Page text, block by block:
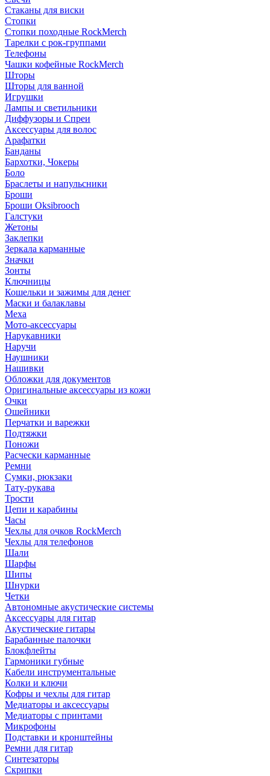
Стаканы для виски
Стопки
Стопки походные RockMerch
Тарелки с рок-группами
Телефоны
Чашки кофейные RockMerch
Шторы
Шторы для ванной
Игрушки
Лампы и светильники
Диффузоры и Спреи
Аксессуары для волос
Арафатки
Банданы
Бархотки, Чокеры
Боло
Браслеты и напульсники
Броши
Броши Oksibrooch
Галстуки
Жетоны
Заклепки
Зеркала карманные
Значки
Зонты
Ключницы
Кошельки и зажимы для денег
Маски и балаклавы
Меха
Мото-аксессуары
Нарукавники
Наручи
Наушники
Нашивки
Обложки для документов
Оригинальные аксессуары из кожи
Очки
Ошейники
Перчатки и варежки
Подтяжки
Поножи
Расчески карманные
Ремни
Сумки, рюкзаки
Тату-рукава
Трости
Цепи и карабины
Часы
Чехлы для очков RockMerch
Чехлы для телефонов
Шали
Шарфы
Шипы
Шнурки
Четки
Автономные акустические системы
Аксессуары для гитар
Акустические гитары
Барабанные палочки
Блокфлейты
Гармоники губные
Кабели инструментальные
Колки и ключи
Кофры и чехлы для гитар
Медиаторы и аксессуары
Медиаторы с принтами
Микрофоны
Подставки и кронштейны
Ремни для гитар
Синтезаторы
Скрипки